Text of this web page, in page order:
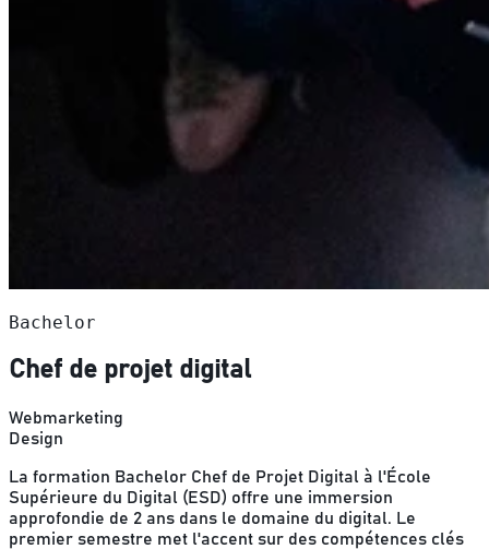
Bachelor
Chef de projet digital
Webmarketing
Design
La formation Bachelor Chef de Projet Digital à l'École
Supérieure du Digital (ESD) offre une immersion
approfondie de 2 ans dans le domaine du digital. Le
premier semestre met l'accent sur des compétences clés